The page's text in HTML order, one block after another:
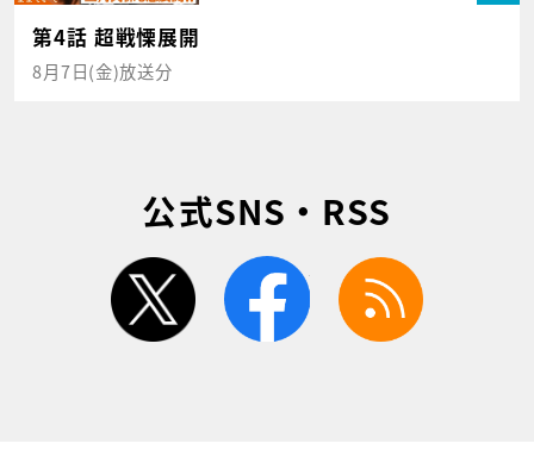
第4話 超戦慄展開
8月7日(金)放送分
公式SNS・RSS
twitter facebook